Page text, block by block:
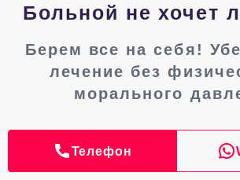
Больной не хочет
Берем все на себя!
лечение без
морального
Телефон